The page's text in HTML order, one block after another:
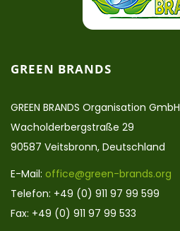
GREEN BRANDS
GREEN BRANDS Organisation GmbH
Wacholderbergstraße 29
90587 Veitsbronn, Deutschland
E-Mail: office@green-brands.org
Telefon: +49 (0) 911 97 99 599
Fax: +49 (0) 911 97 99 533